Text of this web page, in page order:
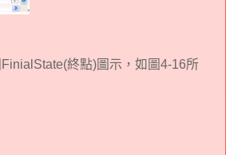
終點)圖示，如圖4-16所